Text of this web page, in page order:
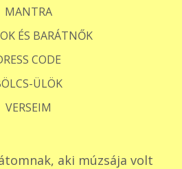
MANTRA
ÉS BARÁTNŐK
CODE
ÜLÖK
VERSEIM
aki múzsája volt